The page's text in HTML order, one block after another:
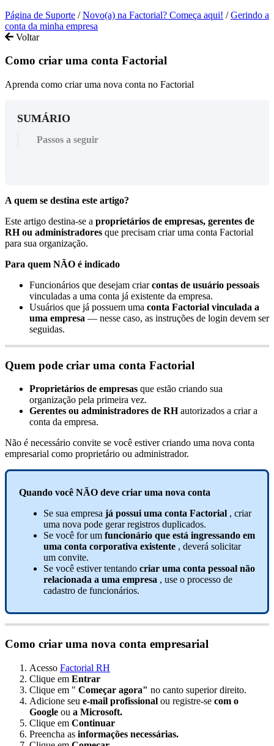
Página de Suporte / Novo(a) na Factorial? Começa aqui! / Gerindo a
conta da minha empresa
Voltar
Como criar uma conta Factorial
Aprenda como criar uma nova conta no Factorial
SUMÁRIO
Passos a seguir
A quem se destina este artigo?
Este artigo destina-se a proprietários de empresas, gerentes de
RH ou administradores que precisam criar uma conta Factorial
para sua organização.
Para quem NÃO é indicado
Funcionários que desejam criar contas de usuário pessoais
vinculadas a uma conta já existente da empresa.
Usuários que já possuem uma conta Factorial vinculada a
uma empresa — nesse caso, as instruções de login devem ser
seguidas.
Quem pode criar uma conta Factorial
Proprietários de empresas que estão criando sua
organização pela primeira vez.
Gerentes ou administradores de RH autorizados a criar a
conta da empresa.
Não é necessário convite se você estiver criando uma nova conta
empresarial como proprietário ou administrador.
Quando você NÃO deve criar uma nova conta
Se sua empresa já possui uma conta Factorial , criar
uma nova pode gerar registros duplicados.
Se você for um funcionário que está ingressando em
uma conta corporativa existente , deverá solicitar
um convite.
Se você estiver tentando criar uma conta pessoal não
relacionada a uma empresa , use o processo de
cadastro de funcionários.
Como criar uma nova conta empresarial
Acesso Factorial RH
Clique em Entrar
Clique em " Começar agora" no canto superior direito.
Adicione seu e-mail profissional ou registre-se com o
Google ou a Microsoft.
Clique em Continuar
Preencha as informações necessárias.